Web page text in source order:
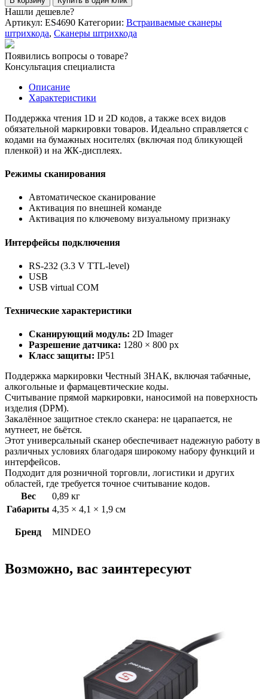
Встраиваемый
сканер
штрихкода
Mindeo
ES4690i
Нашли дешевле?
Артикул: ES4690 Категории: Встраиваемые сканеры
штрихкода, Сканеры штрихкода
Появились вопросы о товаре?
Консультация специалиста
Описание
Характеристики
Поддержка чтения 1D и 2D кодов, а также всех видов
обязательной маркировки товаров. Идеально справляется с
кодами на бумажных носителях (включая под бликующей
пленкой) и на ЖК-дисплеях.
Режимы сканирования
Автоматическое сканирование
Активация по внешней команде
Активация по ключевому визуальному признаку
Интерфейсы подключения
RS-232 (3.3 V TTL-level)
USB
USB virtual COM
Технические характеристики
Сканирующий модуль: 2D Imager
Разрешение датчика: 1280 × 800 px
Класс защиты: IP51
Поддержка маркировки Честный ЗНАК, включая табачные,
алкогольные и фармацевтические коды.
Считывание прямой маркировки, наносимой на поверхность
изделия (DPM).
Закалённое защитное стекло сканера: не царапается, не
мутнеет, не бьётся.
Этот универсальный сканер обеспечивает надежную работу в
различных условиях благодаря широкому набору функций и
интерфейсов.
Подходит для розничной торговли, логистики и других
областей, где требуется точное считывание кодов.
Вес
0,89 кг
Габариты 4,35 × 4,1 × 1,9 см
Бренд MINDEO
Возможно, вас заинтересуют